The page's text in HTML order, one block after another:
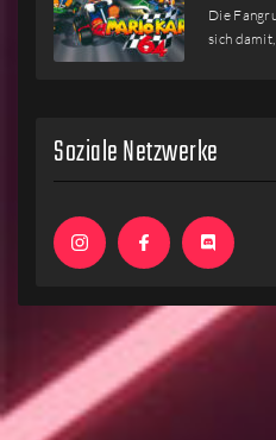
Die
sich
Soziale Netzwerke